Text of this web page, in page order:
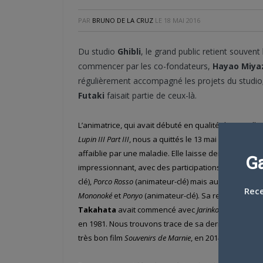
PAR BRUNO DE LA CRUZ LE 18 MAI 2016
Du studio Ghibli, le grand public retient
commencer par les co-fondateurs, Hayao
régulièrement accompagné les projets du
Futaki faisait partie de ceux-là.
L’animatrice, qui avait débuté en qualité
Lupin III Part III , nous a quittés le 13 mai à l’âge de 58
affaiblie par une maladie. Elle laisse derrière elle un
impressionnant, avec des participations sur
Akira
clé), Porco Rosso (animateur-clé) mais aussi
Mononoké et Ponyo (animateur-clé). Sa relation avec
Takahata avait commencé avec Jarinko Chie
en 1981. Nous trouvons trace de sa dernière
très bon film Souvenirs de Marnie , en 2014.